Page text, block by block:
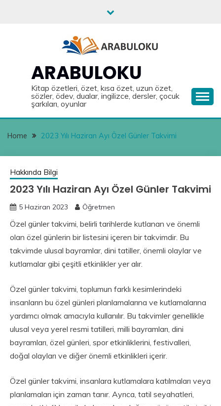
ARABULOKU
Kitap özetleri, özet, kısa özet, uzun özet,
sözler, ödev, dualar, ingilizce, dersler, çocuk
şarkıları, oyunlar
Home 2023 Yılı Haziran Ayı Özel Günler Takvimi
Hakkında Bilgi
2023 Yılı Haziran Ayı Özel Günler Takvimi
5 Haziran 2023 Öğretmen
Özel günler takvimi, belirli tarihlerde kutlanan ve önemli
olan özel günlerin bir listesini içeren bir takvimdir. Bu
takvimde ulusal bayramlar, dini tatiller, önemli olaylar ve
kutlamalar gibi çeşitli etkinlikler yer alır.
Özel günler takvimi, toplumun farklı kesimlerindeki
insanların bu özel günleri planlamalarına ve kutlamalarına
yardımcı olmak amacıyla kullanılır. Bu takvimler genellikle
ulusal veya yerel resmi tatilleri, milli bayramları, dini
bayramları, özel günleri, spor etkinliklerini, festivalleri,
doğal olayları ve diğer önemli etkinlikleri içerir.
Özel günler takvimi, insanlara kutlamalara katılmaları veya
planlamaları için zaman tanır. Ayrıca, tatil seyahatleri,